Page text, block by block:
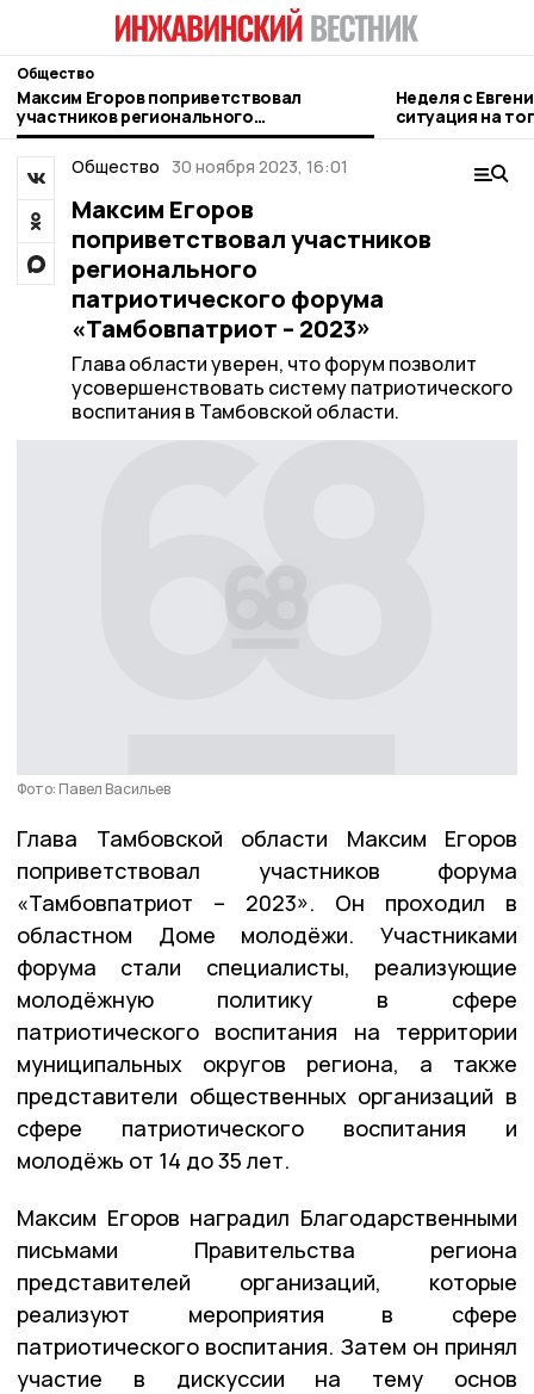
Общество
Максим Егоров поприветствовал
участников регионального
патриотического форума
«Тамбовпатриот – 2023»
Неделя с
ситуация на
городе и
Общество
30 ноября 2023, 16:01
Максим Егоров
поприветствовал участников
регионального
патриотического форума
«Тамбовпатриот – 2023»
Глава области уверен, что форум позволит
усовершенствовать систему патриотического
воспитания в Тамбовской области.
Фото: Павел Васильев
Глава Тамбовской области Максим Егоров
поприветствовал участников форума
«Тамбовпатриот – 2023». Он проходил в
областном Доме молодёжи. Участниками
форума стали специалисты, реализующие
молодёжную политику в сфере
патриотического воспитания на территории
муниципальных округов региона, а также
представители общественных организаций в
сфере патриотического воспитания и
молодёжь от 14 до 35 лет.
Максим Егоров наградил Благодарственными
письмами Правительства региона
представителей организаций, которые
реализуют мероприятия в сфере
патриотического воспитания. Затем он принял
участие в дискуссии на тему основ